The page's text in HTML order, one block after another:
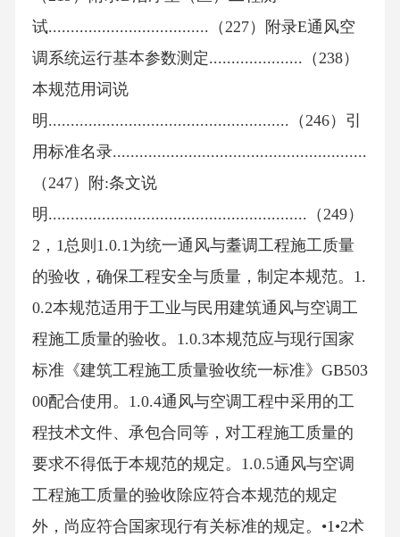
试....................................（227）附录E通风空
调系统运行基本参数测定.....................（238）
本规范用词说
明......................................................（246）引
用标准名录.........................................................
（247）附:条文说
明..........................................................（249）
2，1总则1.0.1为统一通风与耋调工程施工质量
的验收，确保工程安全与质量，制定本规范。1.
0.2本规范适用于工业与民用建筑通风与空调工
程施工质量的验收。1.0.3本规范应与现行国家
标准《建筑工程施工质量验收统一标准》GB503
00配合使用。1.0.4通风与空调工程中采用的工
程技术文件、承包合同等，对工程施工质量的
要求不得低于本规范的规定。1.0.5通风与空调
工程施工质量的验收除应符合本规范的规定
外，尚应符合国家现行有关标准的规定。•1•2术